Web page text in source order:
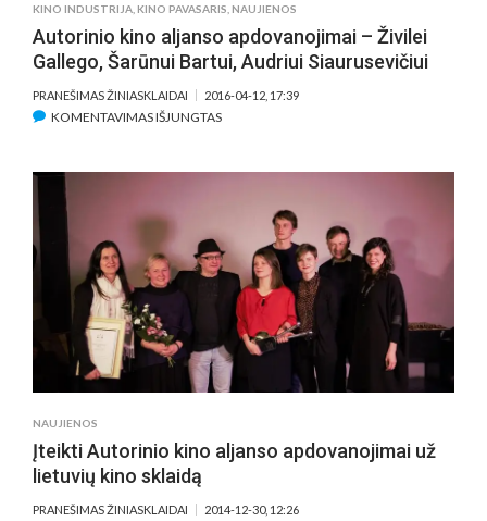
KINO INDUSTRIJA KINO PAVASARIS NAUJIENOS
Autorinio kino aljanso apdovanojimai – Živilei
Gallego, Šarūnui Bartui, Audriui Siaurusevičiui
PRANEŠIMAS ŽINIASKLAIDAI 2016-04-12, 17:39
KOMENTAVIMAS IŠJUNGTASĮRAŠE
APDOVANOJIMAI
ŽIVILEI
GALLEGO,
ŠARŪNUI
BARTUI,
AUDRIUI
SIAURUSEVIČIUI
NAUJIENOS
Įteikti Autorinio kino aljanso apdovanojimai už
lietuvių kino sklaidą
PRANEŠIMAS ŽINIASKLAIDAI 2014-12-30, 12:26